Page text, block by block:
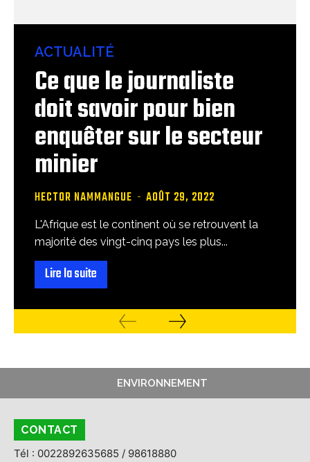
ACTUALITÉ
Ce que le journaliste
doit savoir pour bien
enquêter sur le secteur
minier
HECTOR NAMMANGUE - AOÛT 29, 2022
L'Afrique est le continent où se retrouvent la
majorité des vingt-cinq pays les plus...
Lire la suite
ENVIRONNEMENT
CONTACT
Tél : 0022892635685 / 98618880